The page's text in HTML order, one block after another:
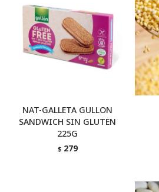
NAT-GALLETA GULLON
SANDWICH SIN GLUTEN
225G
$ 279